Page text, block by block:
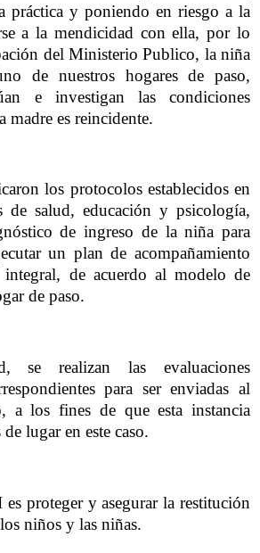
práctica y poniendo en riesgo a la
a la mendicidad con ella, por lo
del Ministerio Publico, la niña
de nuestros hogares de paso,
e investigan las condiciones
madre es reincidente.
los protocolos establecidos en
de salud, educación y psicología,
de ingreso de la niña para
un plan de acompañamiento
integral, de acuerdo al modelo de
de paso.
se realizan las evaluaciones
para ser enviadas al
a los fines de que esta instancia
lugar en este caso.
proteger y asegurar la restitución
niños y las niñas.